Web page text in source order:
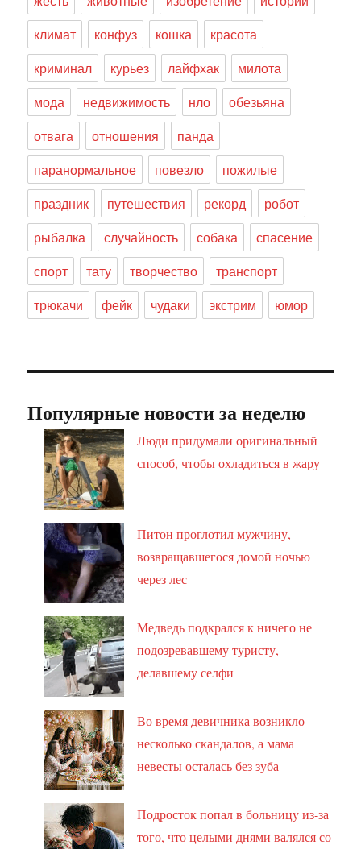
климат
конфуз кошка
красота
криминал
курьез лайфхак
милота
мода
недвижимость нло
обезьяна
отвага
отношения
панда
паранормальное
повезло
пожилые
праздник
путешествия рекорд
робот
рыбалка
случайность собака
спасение
спорт
тату творчество
транспорт
трюкачи
фейк чудаки экстрим юмор
Популярные новости за неделю
Люди придумали оригинальный
способ, чтобы охладиться в жару
Питон проглотил мужчину,
возвращавшегося домой ночью
через лес
Медведь подкрался к ничего не
подозревавшему туристу,
делавшему селфи
Во время девичника возникло
несколько скандалов, а мама
невесты осталась без зуба
Подросток попал в больницу из-за
того, что целыми днями валялся со